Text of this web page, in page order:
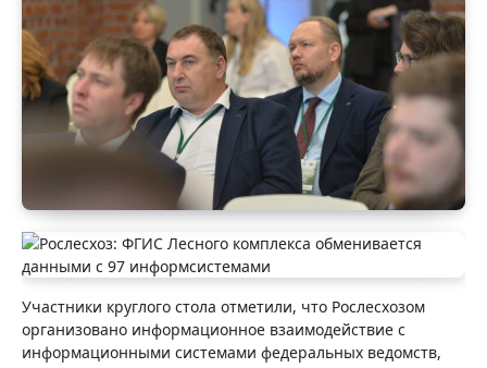
Участники круглого стола отметили, что Рослесхозом
организовано информационное взаимодействие с
информационными системами федеральных ведомств,